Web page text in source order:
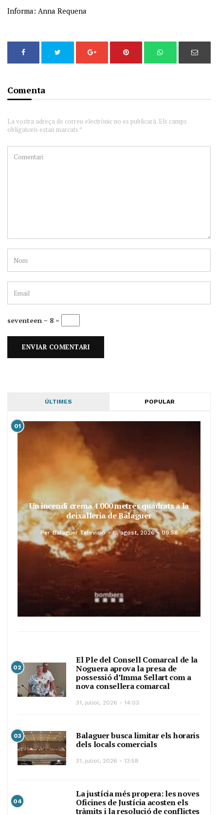
Informa: Anna Requena
Comenta
La vostra adreça de correu electrònic no es publicarà. Els camps
obligatoris estan marcats *
seventeen − 8 =
ÚLTIMES POPULAR
01
Un incendi crema 4.000 metres quadrats a la
deixalleria de Balaguer
Per Balaguer Televisió 6, agost, 2026 - 09:58
02
El Ple del Consell Comarcal de la
Noguera aprova la presa de
possessió d’Imma Sellart com a
nova consellera comarcal
31, juliol, 2026 - 14:03
03
Balaguer busca limitar els horaris
dels locals comercials
31, juliol, 2026 - 13:58
04
La justícia més propera: les noves
Oficines de Justícia acosten els
tràmits i la resolució de conflictes